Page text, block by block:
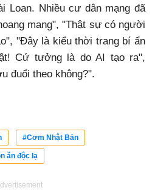
Loan. Nhiều cư dân mạng đã
mang", "Thật sự có người
"Đây là kiểu thời trang bí ẩn
Cứ tưởng là do AI tạo ra",
đuổi theo không?".
#Cơm Nhật Bản
ăn độc lạ